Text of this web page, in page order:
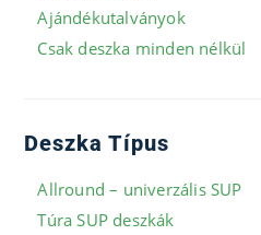
Ajándékutalványok
Csak deszka minden nélkül
Deszka Típus
Allround – univerzális SUP
Túra SUP deszkák